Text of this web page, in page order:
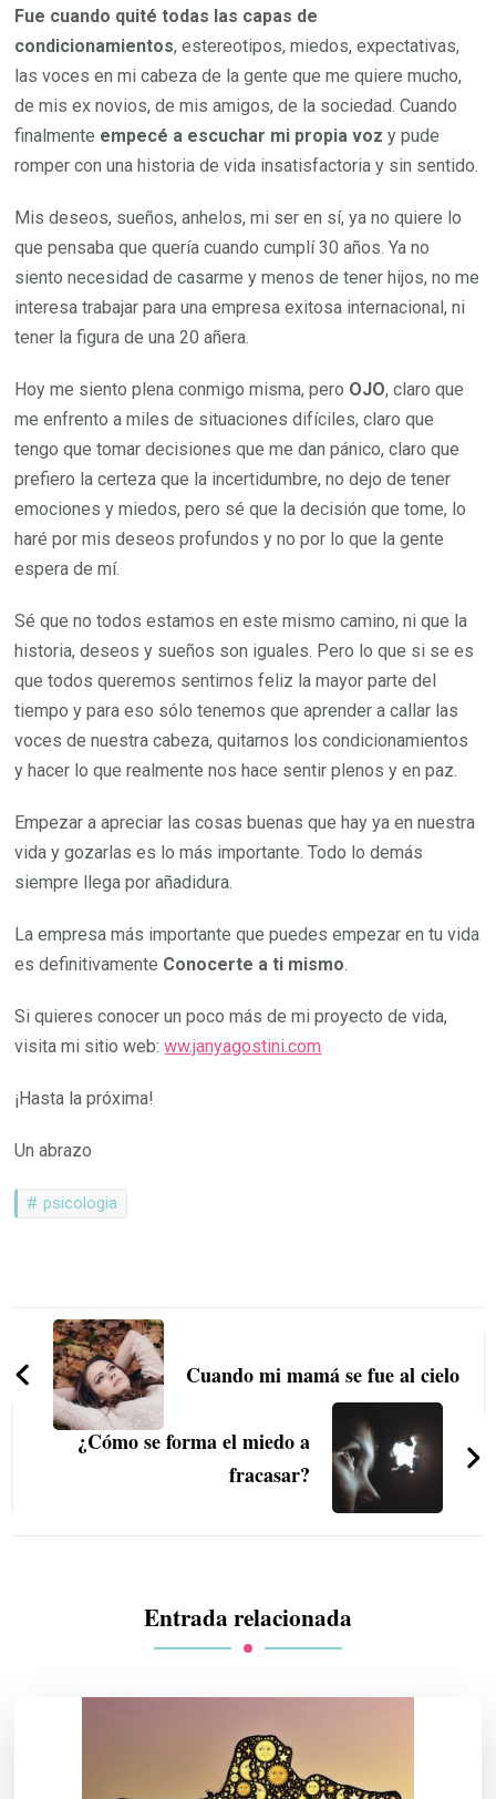
Fue cuando quité todas las capas de
condicionamientos, estereotipos, miedos, expectativas,
las voces en mi cabeza de la gente que me quiere mucho,
de mis ex novios, de mis amigos, de la sociedad. Cuando
finalmente empecé a escuchar mi propia voz y pude
romper con una historia de vida insatisfactoria y sin sentido.
Mis deseos, sueños, anhelos, mi ser en sí, ya no quiere lo
que pensaba que quería cuando cumplí 30 años. Ya no
siento necesidad de casarme y menos de tener hijos, no me
interesa trabajar para una empresa exitosa internacional, ni
tener la figura de una 20 añera.
Hoy me siento plena conmigo misma, pero OJO, claro que
me enfrento a miles de situaciones difíciles, claro que
tengo que tomar decisiones que me dan pánico, claro que
prefiero la certeza que la incertidumbre, no dejo de tener
emociones y miedos, pero sé que la decisión que tome, lo
haré por mis deseos profundos y no por lo que la gente
espera de mí.
Sé que no todos estamos en este mismo camino, ni que la
historia, deseos y sueños son iguales. Pero lo que si se es
que todos queremos sentirnos feliz la mayor parte del
tiempo y para eso sólo tenemos que aprender a callar las
voces de nuestra cabeza, quitarnos los condicionamientos
y hacer lo que realmente nos hace sentir plenos y en paz.
Empezar a apreciar las cosas buenas que hay ya en nuestra
vida y gozarlas es lo más importante. Todo lo demás
siempre llega por añadidura.
La empresa más importante que puedes empezar en tu vida
es definitivamente Conocerte a ti mismo.
Si quieres conocer un poco más de mi proyecto de vida,
visita mi sitio web:ww.janyagostini.com
¡Hasta la próxima!
Un abrazo
psicologia
Navegación
de
entradas
Cuando mi mamá se fue al cielo
¿Cómo se forma el miedo a
fracasar?
Entrada relacionada